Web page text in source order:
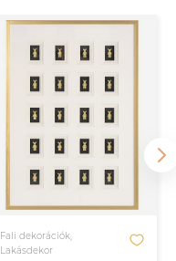
Fali dekorációk,
Lakásdekor